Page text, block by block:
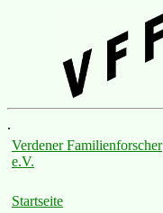
.
Verdener Familienforscher
e.V.
Startseite